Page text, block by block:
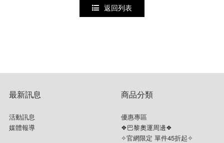
頭帶&護腕
返回列表
最新訊息
活動訊息
媒體報導
商品分類
優惠專區
❖巴黎奧運周邊❖
✧官網限定 單件45折起✧